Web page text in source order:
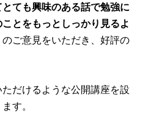
とても興味のある話で勉強に
とをもっとしっかり見るよ
のご意見をいただき、好評の
だけるような公開講座を設
す。